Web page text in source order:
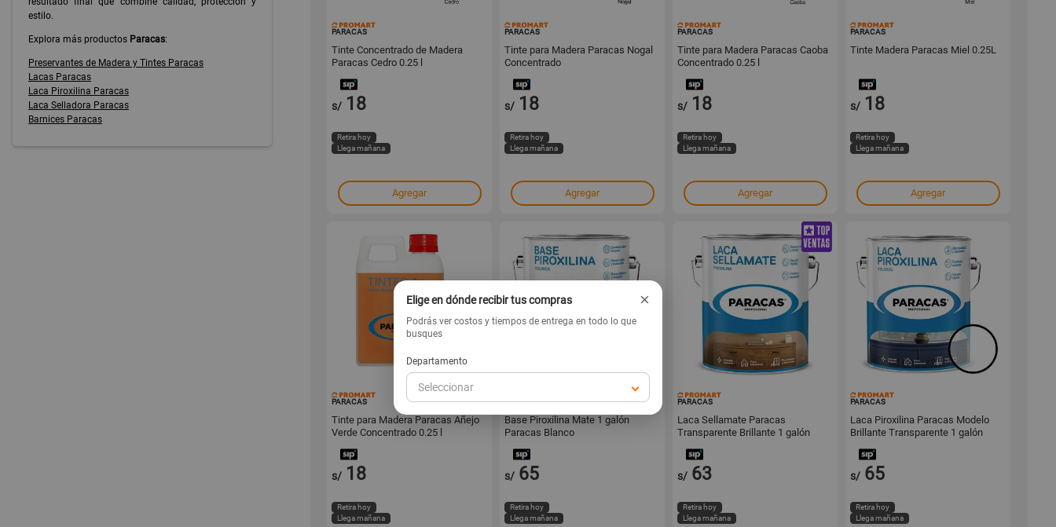
estilo.
Explora más productos Paracas:
Preservantes de Madera y Tintes Paracas
Lacas Paracas
Laca Piroxilina Paracas
Laca Selladora Paracas
Barnices Paracas
PARACAS
Tinte Concentrado de Madera
Paracas Cedro 0.25 l
s/ 18
Retira hoy
Llega mañana
Agregar
PARACAS
Tinte para Madera Paracas Nogal
Concentrado
s/ 18
Retira hoy
Llega mañana
Agregar
PARACAS
Tinte para Madera Paracas Caoba
Concentrado 0.25 l
s/ 18
Retira hoy
Llega mañana
Agregar
PARACAS
Tinte Madera Paracas Miel 0.25L
s/ 18
Retira hoy
Llega mañana
Agregar
PARACAS
Tinte para Madera Paracas Añejo
Verde Concentrado 0.25 l
s/ 18
Retira hoy
Llega mañana
16289
PARACAS
Base Piroxilina Mate 1 galón
Paracas Blanco
s/ 65
Retira hoy
Llega mañana
PARACAS
Laca Sellamate Paracas
Transparente Brillante 1 galón
s/ 63
Retira hoy
Llega mañana
PARACAS
Laca Piroxilina Paracas Modelo
Brillante Transparente 1 galón
s/ 65
Retira hoy
Llega mañana
Elige en dónde recibir tus compras ×
Podrás ver costos y tiempos de entrega en todo lo que
busques
Departamento
Seleccionar